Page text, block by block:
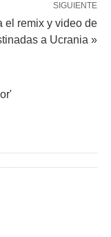
SIGUIENTE
el remix y video de
a Ucrania »